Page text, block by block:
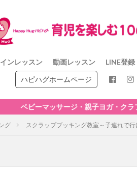
ンレッスン 動画レッスン LINE登録
ハピハグホームページ
サージ・親子ヨガ・クラフト ママに
グ スクラップブッキング教室～子連れで